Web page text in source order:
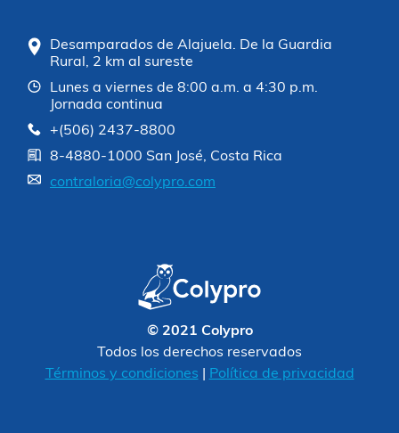
Desamparados de Alajuela. De la Guardia
Rural, 2 km al sureste
Lunes a viernes de 8:00 a.m. a 4:30 p.m.
Jornada continua
+(506) 2437-8800
8-4880-1000 San José, Costa Rica
contraloria@colypro.com
© 2021 Colypro
Todos los derechos reservados
Términos y condiciones
Política de privacidad